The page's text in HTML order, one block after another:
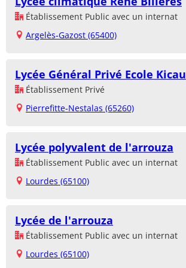
Établissement Public avec un internat
Argelès-Gazost (65400)
Lycée Général Privé Ecole Kicau
Établissement Privé
Pierrefitte-Nestalas (65260)
Lycée polyvalent de l'arrouza
Établissement Public avec un internat
Lourdes (65100)
Lycée de l'arrouza
Établissement Public avec un internat
Lourdes (65100)